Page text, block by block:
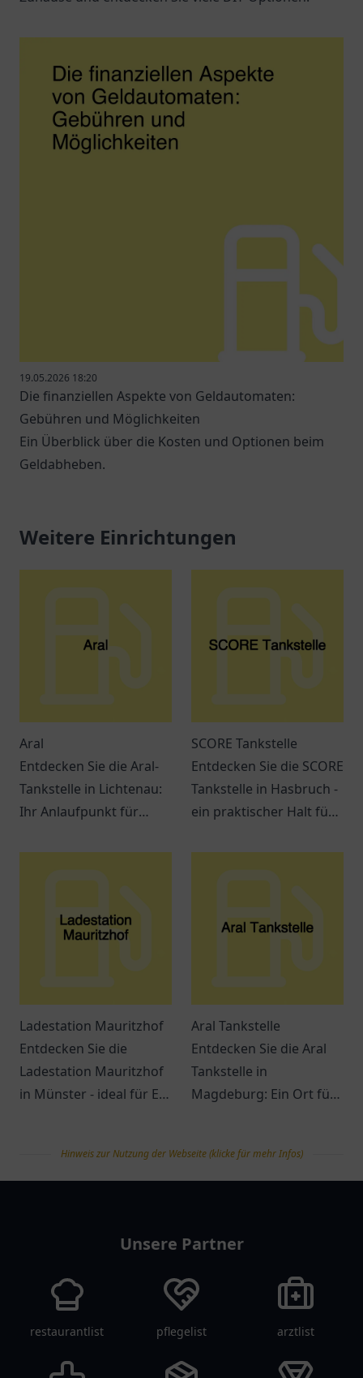
19.05.2026 18:20
Die finanziellen Aspekte von Geldautomaten:
Gebühren und Möglichkeiten
Ein Überblick über die Kosten und Optionen beim
Geldabheben.
Weitere Einrichtungen
Aral
Entdecken Sie die Aral-
Tankstelle in Lichtenau:
Ihr Anlaufpunkt für
Ein Ort für
SCORE Tankstelle
Entdecken Sie die SCORE
Tankstelle in Hasbruch -
ein praktischer Halt für
freundlichen Service.
Ladestation Mauritzhof
Entdecken Sie die
Ladestation Mauritzhof
in Münster - ideal für E-
Umgebung!
Aral Tankstelle
Entdecken Sie die Aral
Tankstelle in
Magdeburg: Ein Ort für
Service an der
Jerichower Str. 24.
Hinweis zur Nutzung der Webseite (klicke für mehr Infos)
Unsere Partner
restaurantlist pflegelist arztlist